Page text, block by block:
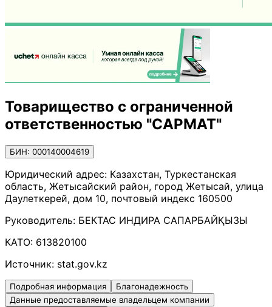
Товарищество с ограниченной
ответственностью "САРМАТ"
БИН: 000140004619
Юридический адрес: Казахстан, Туркестанская
область, Жетысайский район, город Жетысай, улица
Даулеткерей, дом 10, почтовый индекс 160500
Руководитель: БЕКТАС ИНДИРА САПАРБАЙҚЫЗЫ
КАТО: 613820100
Источник: stat.gov.kz
Подробная информация
Благонадежность
Данные предоставляемые владельцем компании